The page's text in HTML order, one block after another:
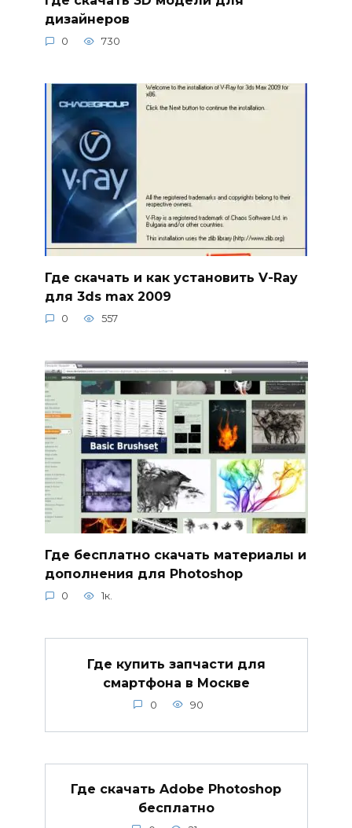
дизайнеров
0 730
Где скачать и как установить V-Ray
для 3ds max 2009
0 557
Где бесплатно скачать материалы и
дополнения для Photoshop
0 1к.
Где купить запчасти для
смартфона в Москве
0 90
Где скачать Adobe Photoshop
бесплатно